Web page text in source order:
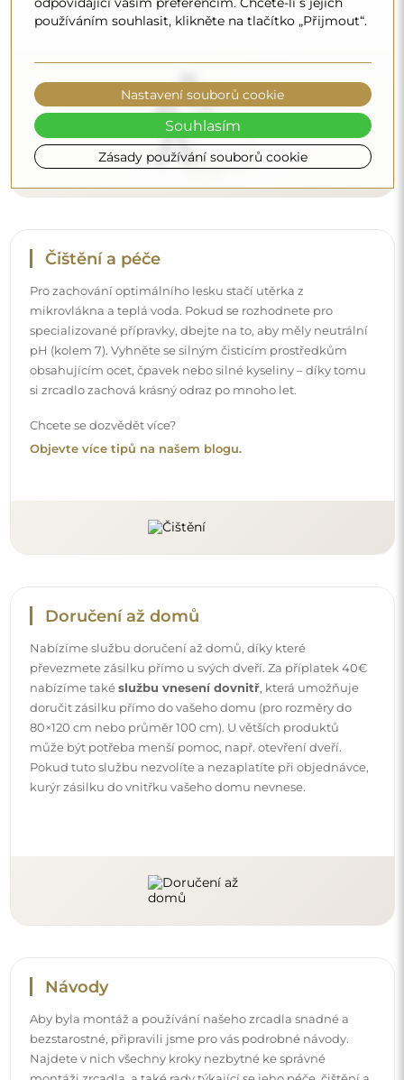
obsahujícím ocet, čpavek nebo silné kyseliny – díky tomu
si zrcadlo zachová krásný odraz po mnoho let.
Chcete se dozvědět více?
Objevte více tipů na našem blogu.
Doručení až domů
Nabízíme službu doručení až domů, díky které
převezmete zásilku přímo u svých dveří. Za příplatek 40€
nabízíme také
službu vnesení dovnitř
, která umožňuje
doručit zásilku přímo do vašeho domu (pro rozměry do
80×120 cm nebo průměr 100 cm). U větších produktů
může být potřeba menší pomoc, např. otevření dveří.
kurýr zásilku do vnitřku vašeho domu nevnese.
Návody
Aby byla montáž a používání našeho zrcadla snadné a
bezstarostné, připravili jsme pro vás podrobné návody.
Najdete v nich všechny kroky nezbytné ke správné
montáži zrcadla, a také rady týkající se jeho péče, čištění a
údržby, abyste se mohli dlouho těšit z jeho bezvadného
vzhledu.
Prohlédněte si návody k montáži a použití.
Buďte v obraze s našimi novinkami, inspiracemi a
na krásné interiéry. Připojte se k naší komunitě a
podívejte se, co pro vás připravujeme!
používáním souhlasit, klikněte na tlačítko „Přijmout“.
Zásady používání souborů cookie
Nastavení souborů cookie
Souhlasím